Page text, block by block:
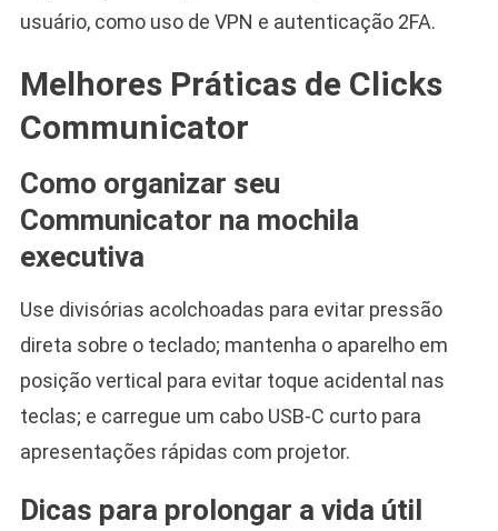
usuário, como uso de VPN e autenticação 2FA.
Melhores Práticas de Clicks
Communicator
Como organizar seu
Communicator na mochila
executiva
Use divisórias acolchoadas para evitar pressão
direta sobre o teclado; mantenha o aparelho em
posição vertical para evitar toque acidental nas
teclas; e carregue um cabo USB-C curto para
apresentações rápidas com projetor.
Dicas para prolongar a vida útil